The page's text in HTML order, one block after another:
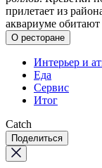
прилетает из
аквариуме
О ресторане
Интерьер и
Еда
Сервис
Итог
Catch
Поделиться